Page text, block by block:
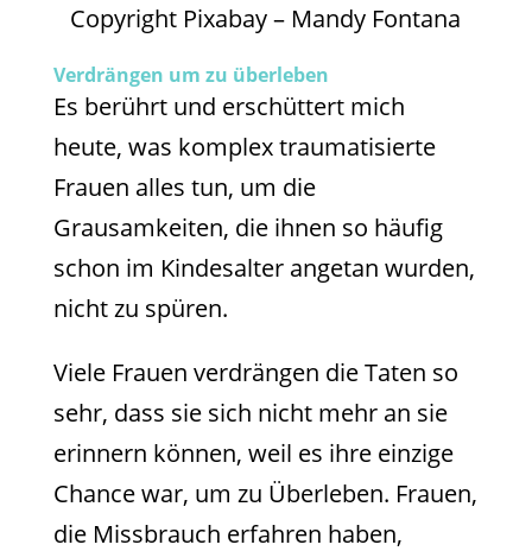
Copyright Pixabay – Mandy Fontana
Verdrängen um zu überleben
Es berührt und erschüttert mich
heute, was komplex traumatisierte
Frauen alles tun, um die
Grausamkeiten, die ihnen so häufig
schon im Kindesalter angetan wurden,
nicht zu spüren.
Viele Frauen verdrängen die Taten so
sehr, dass sie sich nicht mehr an sie
erinnern können, weil es ihre einzige
Chance war, um zu Überleben. Frauen,
die Missbrauch erfahren haben,